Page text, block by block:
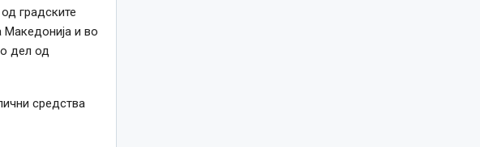
градските
Македонија и во
дел од
средства